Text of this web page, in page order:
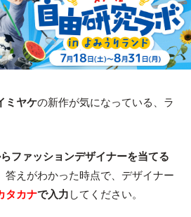
ミヤケの新作が気になっている、ラ
ファッションデザイナーを当てる
答えがわかった時点で、デザイナー
タカナで入力 してください。